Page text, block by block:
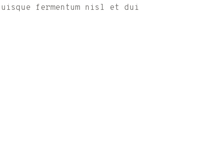
fermentum nisl et dui